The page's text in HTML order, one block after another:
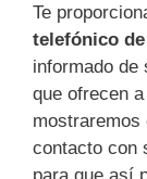
Te
telefónico
informado
que ofrecen
mostraremos
contacto con
para que así